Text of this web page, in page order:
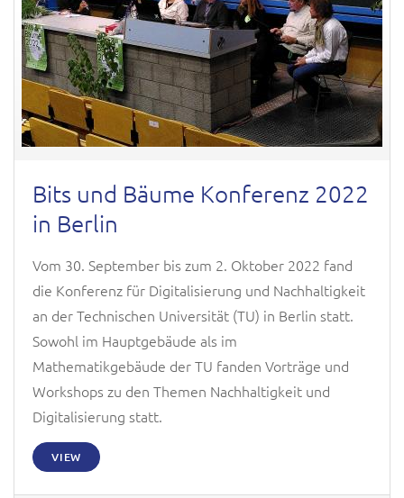
Bits und Bäume Konferenz 2022
in Berlin
Vom 30. September bis zum 2. Oktober 2022 fand
die Konferenz für Digitalisierung und Nachhaltigkeit
an der Technischen Universität (TU) in Berlin statt.
Sowohl im Hauptgebäude als im
Mathematikgebäude der TU fanden Vorträge und
Workshops zu den Themen Nachhaltigkeit und
Digitalisierung statt.
VIEW